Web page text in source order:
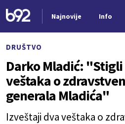
Najnovije Info
DRUŠTVO
Darko Mladić:
veštaka o
generala Mladića"
Izveštaji dva veštaka o